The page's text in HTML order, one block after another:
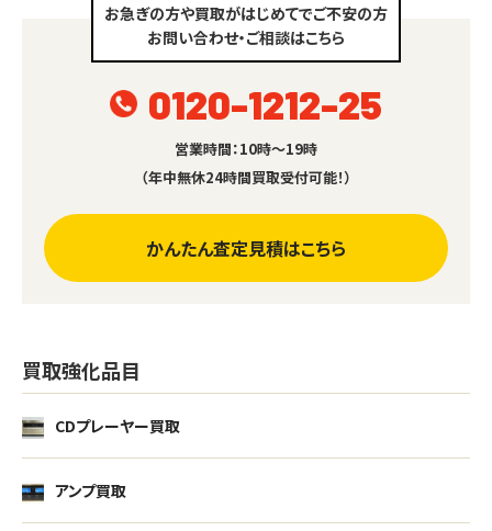
お急ぎの方や買取がはじめてでご不安の方
お問い合わせ・ご相談はこちら
0120-1212-25
営業時間：10時～19時
（年中無休24時間買取受付可能！）
かんたん査定見積はこちら
買取強化品目
CDプレーヤー買取
アンプ買取